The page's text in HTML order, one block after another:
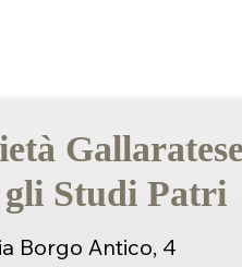
Studi Patri
Borgo Antico, 4